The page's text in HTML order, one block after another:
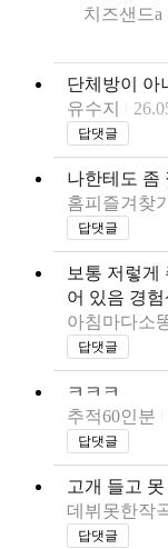
치즈샌드a
단체방이 아
유수지
답댓글
나한테도 좀
홈피즐겨찾기
답댓글
보통 저렇게
어 있음 경
아침마다소
답댓글
ㅋㅋㅋ
추적60인분
답댓글
고개 들고
데뷔못한작
답댓글